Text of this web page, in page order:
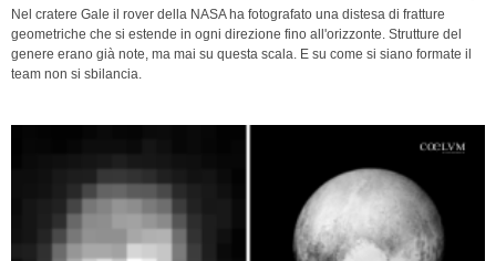
Nel cratere Gale il rover della NASA ha fotografato una distesa di fratture
geometriche che si estende in ogni direzione fino all'orizzonte. Strutture del
genere erano già note, ma mai su questa scala. E su come si siano formate il
team non si sbilancia.